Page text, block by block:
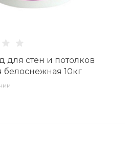
для стен и потолков
белоснежная 10кг